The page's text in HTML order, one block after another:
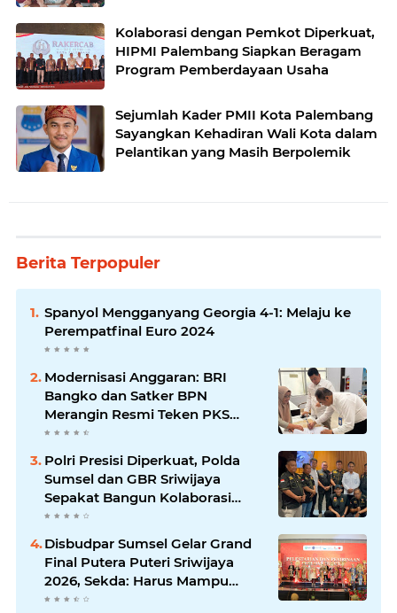
Kolaborasi dengan Pemkot Diperkuat,
HIPMI Palembang Siapkan Beragam
Program Pemberdayaan Usaha
Sejumlah Kader PMII Kota Palembang
Sayangkan Kehadiran Wali Kota dalam
Pelantikan yang Masih Berpolemik
Berita Terpopuler
Spanyol Mengganyang Georgia 4-1: Melaju ke
Perempatfinal Euro 2024
Modernisasi Anggaran: BRI
Bangko dan Satker BPN
Merangin Resmi Teken PKS
Penerbitan KKP
Polri Presisi Diperkuat, Polda
Sumsel dan GBR Sriwijaya
Sepakat Bangun Kolaborasi
untuk Kamtibmas
Disbudpar Sumsel Gelar Grand
Final Putera Puteri Sriwijaya
2026, Sekda: Harus Mampu
Bawa Sumsel Go Internasional